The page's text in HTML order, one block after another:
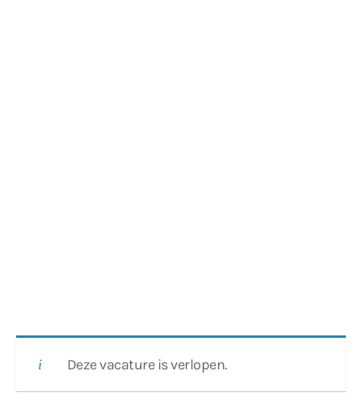
Deze vacature is verlopen.